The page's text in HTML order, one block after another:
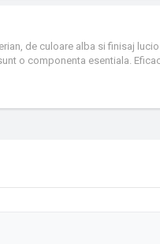
de culoare alba si finisaj
o componenta esentiala.
certificate.